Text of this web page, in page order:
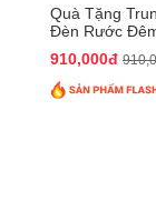
Quà Tặng
Đèn Rước
910,000đ